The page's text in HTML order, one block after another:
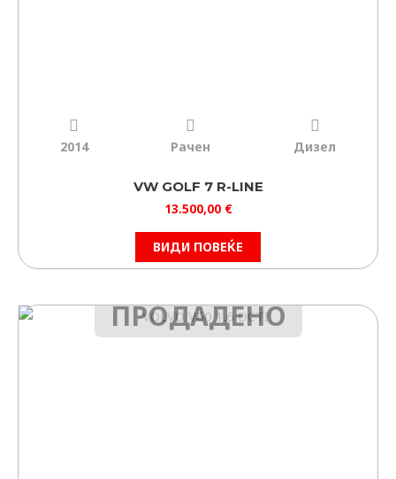
2014 Рачен Дизел
VW GOLF 7 R-LINE
13.500,00 €
ВИДИ ПОВЕЌЕ
ПРОДАДЕНО